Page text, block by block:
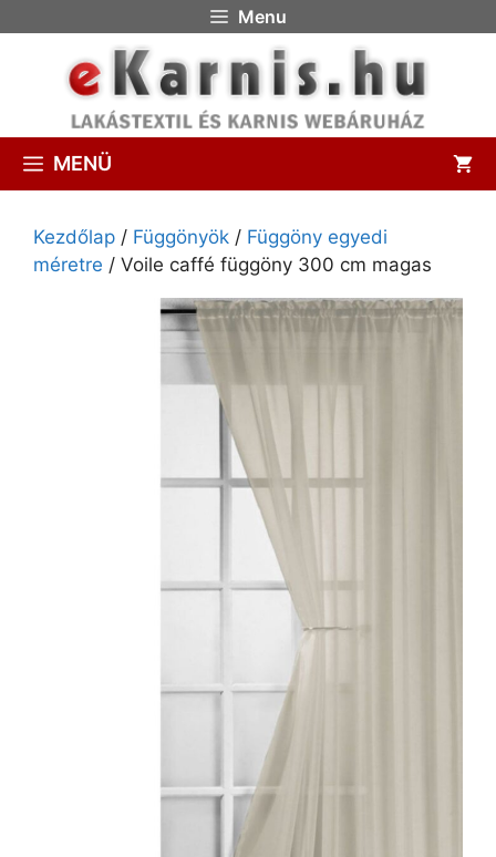
Menu
MENÜ
Kezdőlap / Függönyök / Függöny egyedi
méretre / Voile caffé függöny 300 cm magas